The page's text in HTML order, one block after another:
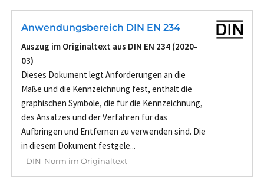
Anwendungsbereich DIN EN 234
Auszug im Originaltext aus DIN EN 234 (2020-
03)
Dieses Dokument legt Anforderungen an die
Maße und die Kennzeichnung fest, enthält die
graphischen Symbole, die für die Kennzeichnung,
des Ansatzes und der Verfahren für das
Aufbringen und Entfernen zu verwenden sind. Die
in diesem Dokument festgele...
- DIN-Norm im Originaltext -